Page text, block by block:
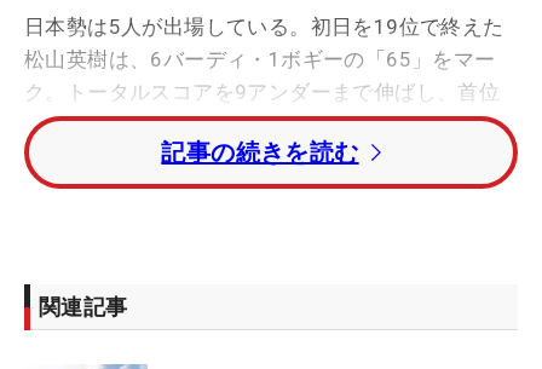
日本勢は5人が出場している。初日を19位で終えた
松山英樹は、6バーディ・1ボギーの「65」をマー
ク。トータルスコアを9アンダーまで伸ばし、首位
と1打差の2位タイで決勝ラウンドに進んだ。同順位
にはブライアン・ハーマン、ライアン・ジェラル
ド、マイケル・トルビョンセン（米国）も並ぶ。
位タイ。中島啓太はトータル5アンダー・25位タ
イ、金谷拓実はトータル2アンダー・65位タイとカ
記事の続きを読む
関連記事